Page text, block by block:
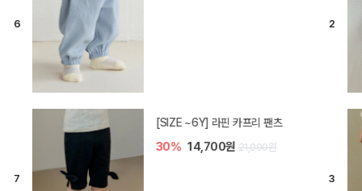
[SIZE ~6Y] 라핀 카프리 팬츠
30% 14,700원 21,000원